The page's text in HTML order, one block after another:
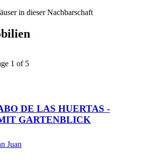
in dieser Nachbarschaft
DE LAS HUERTAS -
GARTENBLICK
Juan